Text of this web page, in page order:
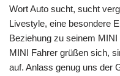
Wort Auto sucht, sucht
Livestyle, eine besondere
Beziehung zu seinem
MINI Fahrer grüßen sich,
auf. Anlass genug uns der